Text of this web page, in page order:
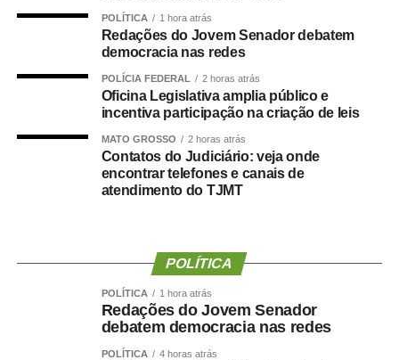
TOP FAMOSOS
COMENTE ABAIXO:
WhatsApp
Facebook
Twitter
Messenger
LinkedIn
Share
POLÍTICA 1 hora atrás
Redações do Jovem Senador debatem
democracia nas redes
POLÍCIA FEDERAL 2 horas atrás
Oficina Legislativa amplia público e
incentiva participação na criação de leis
MATO GROSSO 2 horas atrás
Contatos do Judiciário: veja onde
encontrar telefones e canais de
atendimento do TJMT
POLÍTICA
POLÍTICA 1 hora atrás
Redações do Jovem Senador
debatem democracia nas redes
POLÍTICA 4 horas atrás